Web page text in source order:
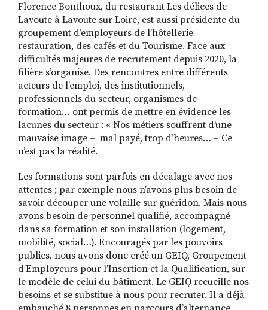
Florence Bonthoux, du restaurant Les délices de
Lavoute à Lavoute sur Loire, est aussi présidente du
groupement d’employeurs de l’hôtellerie
restauration, des cafés et du Tourisme. Face aux
difficultés majeures de recrutement depuis 2020, la
filière s’organise. Des rencontres entre différents
acteurs de l’emploi, des institutionnels,
professionnels du secteur, organismes de
formation… ont permis de mettre en évidence les
lacunes du secteur : « Nos métiers souffrent d’une
mauvaise image – mal payé, trop d’heures… – Ce
n’est pas la réalité.
Les formations sont parfois en décalage avec nos
attentes ; par exemple nous n’avons plus besoin de
savoir découper une volaille sur guéridon. Mais nous
avons besoin de personnel qualifié, accompagné
dans sa formation et son installation (logement,
mobilité, social…). Encouragés par les pouvoirs
publics, nous avons donc créé un GEIQ, Groupement
d’Employeurs pour l’Insertion et la Qualification, sur
le modèle de celui du bâtiment. Le GEIQ recueille nos
besoins et se substitue à nous pour recruter. Il a déjà